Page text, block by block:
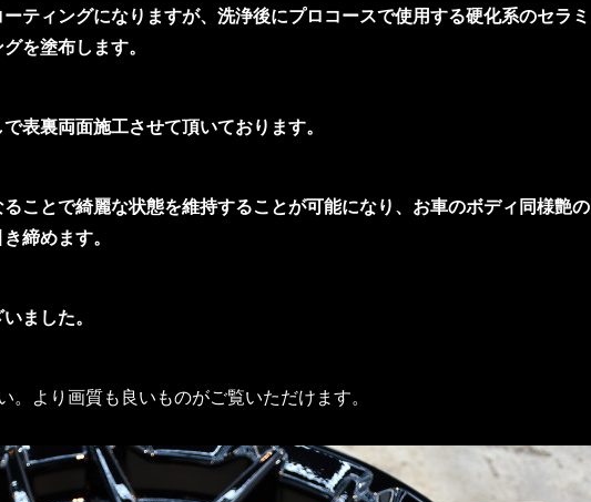
ティングになりますが、洗浄後にプロコースで使用する硬化系のセラミ
を塗布します。
表裏両面施工させて頂いております。
ことで綺麗な状態を維持することが可能になり、お車のボディ同様艶の
締めます。
ました。
より画質も良いものがご覧いただけます。